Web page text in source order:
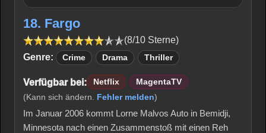
18. Fargo
(8/10 Sterne)
Genre:
Crime Drama Thriller
Verfügbar bei: Netflix
MagentaTV
(Kann sich ändern. Fehler melden)
Im Januar 2006 kommt Lorne Malvos Auto in Bemidji,
Minnesota nach einen Zusammenstoß mit einen Reh